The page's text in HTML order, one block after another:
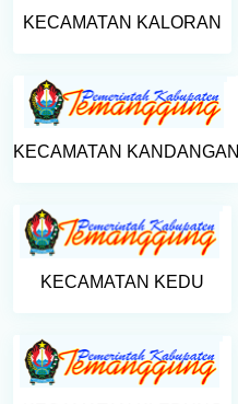
KECAMATAN KALORAN
KECAMATAN KANDANGAN
KECAMATAN KEDU